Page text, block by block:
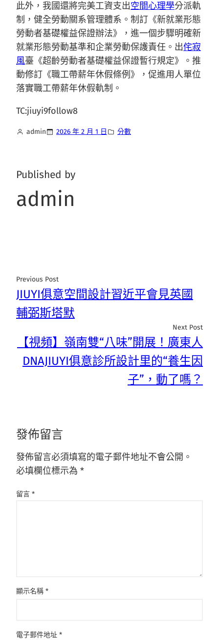
此外，我國還將完美工資支出空間心理學分派軌
制，健全勞動關系管理體系。制訂《新就業形態
勞動者基礎權益保證辦法》，進一個步驟明確新
就業形態勞動基準和企業勞動保護責任。出侘寂
風臺《超齡勞動者基礎權益保證暫行規定》。推
動修訂《職工帶薪年休假條例》，促進用人單位
落實職工帶薪年休假軌制。
TC:jiuyi9follow8
admin 2026 年 2 月 1 日 分數
Published by
admin
Previous Post
JIUYI俱意空間設計習近平會見英國
輔弼斯塔默
Next Post
【視頻】嶺南雙“八味”開展！廣東人
DNAJIUYI俱意診所設計里的“養生因
子”，動了嗎？
發佈留言
發佈留言必須填寫的電子郵件地址不會公開。
必填欄位標示為 *
留言 *
顯示名稱 *
電子郵件地址 *